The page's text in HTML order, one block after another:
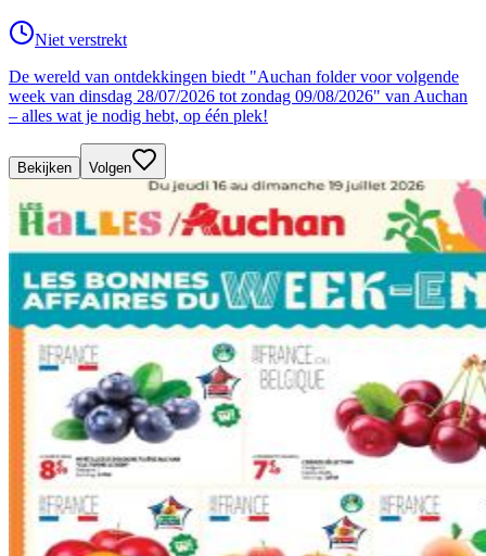
Niet verstrekt
De wereld van ontdekkingen biedt "Auchan folder voor volgende
week van dinsdag 28/07/2026 tot zondag 09/08/2026" van Auchan
– alles wat je nodig hebt, op één plek!
Bekijken Volgen